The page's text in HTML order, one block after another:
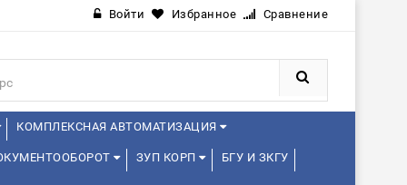
Войти Избранное Сравнение
КОМПЛЕКСНАЯ АВТОМАТИЗАЦИЯ
ЗУП КОРП БГУ И ЗКГУ